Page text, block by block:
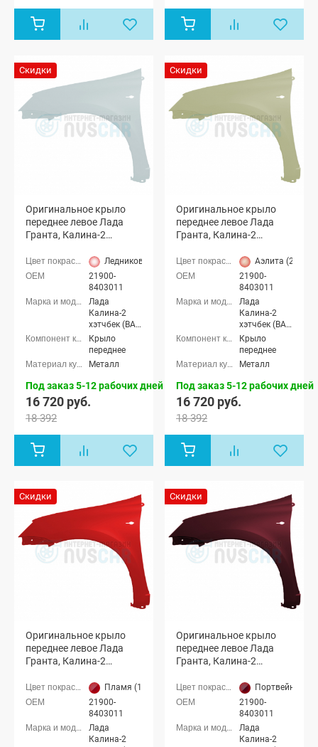
2190), Лада
2190), Лада
Скидки
Оригинальное крыло
переднее левое Лада
Гранта, Калина-2
Ледниковый (221 белый)
21900-
8403011
Лада
Калина-2
хэтчбек (ВАЗ
2192), Лада
Калина-2
универсал
(ВАЗ 2194),
Лада
Калина-2
Кросс
2190), Лада
Крыло
переднее
Металл
Под заказ 5-12 рабочих дней
16 720 руб.
18 392
Скидки
Оригинальное крыло
переднее левое Лада
Гранта, Калина-2
Аэлита (218
21900-
8403011
Лада
Калина-2
хэтчбек (ВАЗ
2192), Лада
Калина-2
универсал
(ВАЗ 2194),
Лада
Калина-2
Кросс
2190), Лада
Крыло
переднее
Металл
Под заказ 5-12 рабочих дней
16 720 руб.
18 392
Скидки
Оригинальное крыло
переднее левое Лада
Гранта, Калина-2
Пламя (193 темно-красный)
21900-
8403011
Лада
Калина-2
Скидки
Оригинальное крыло
переднее левое Лада
Гранта, Калина-2
Портвейн
21900-
8403011
Лада
Калина-2